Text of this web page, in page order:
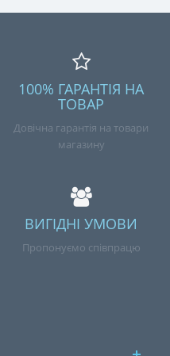
100% ГАРАНТІЯ НА
ТОВАР
Довічна гарантія на товари
магазину
ВИГІДНІ УМОВИ
Пропонуємо співпрацю